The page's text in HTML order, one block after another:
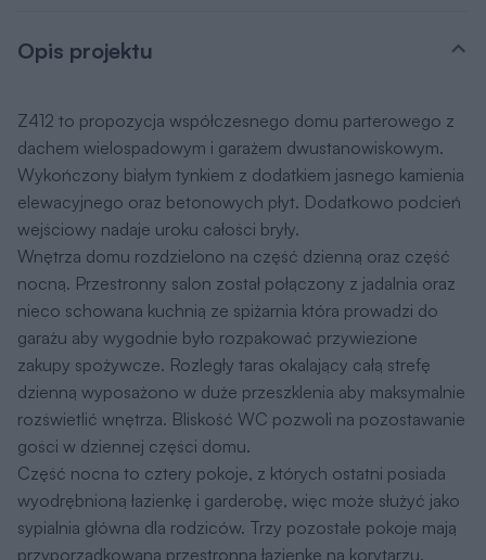
Opis projektu
Z412 to propozycja współczesnego domu parterowego z
dachem wielospadowym i garażem dwustanowiskowym.
Wykończony białym tynkiem z dodatkiem jasnego kamienia
elewacyjnego oraz betonowych płyt. Dodatkowo podcień
wejściowy nadaje uroku całości bryły.
Wnętrza domu rozdzielono na część dzienną oraz część
nocną. Przestronny salon został połączony z jadalnia oraz
nieco schowana kuchnią ze spiżarnia która prowadzi do
garażu aby wygodnie było rozpakować przywiezione
zakupy spożywcze. Rozległy taras okalający całą strefę
dzienną wyposażono w duże przeszklenia aby maksymalnie
rozświetlić wnętrza. Bliskość WC pozwoli na pozostawanie
gości w dziennej części domu.
Część nocna to cztery pokoje, z których ostatni posiada
wyodrębnioną łazienkę i garderobę, więc może służyć jako
sypialnia główna dla rodziców. Trzy pozostałe pokoje mają
przyporządkowana przestronną łazienkę na korytarzu.